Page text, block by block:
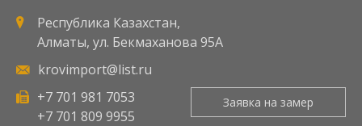
Республика Казахстан,
Алматы, ул. Бекмаханова 95А
krovimport@list.ru
+7 701 981 7053
+7 701 809 9955
Заявка на замер
Оставьте запрос - и мы